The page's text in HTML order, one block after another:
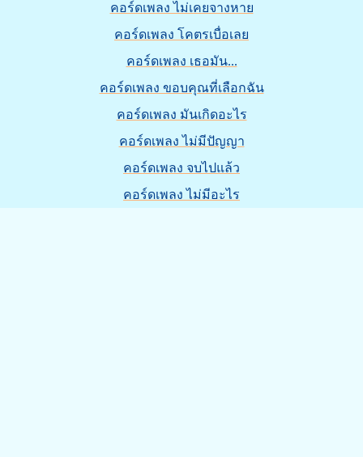
คอร์ดเพลง ไม่เคยจางหาย
คอร์ดเพลง โคตรเบื่อเลย
คอร์ดเพลง เธอมัน...
คอร์ดเพลง ขอบคุณที่เลือกฉัน
คอร์ดเพลง มันเกิดอะไร
คอร์ดเพลง ไม่มีปัญญา
คอร์ดเพลง จบไปแล้ว
คอร์ดเพลง ไม่มีอะไร